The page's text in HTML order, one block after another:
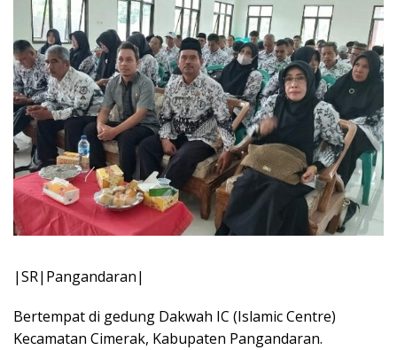
|SR|Pangandaran|
Bertempat di gedung Dakwah IC (Islamic Centre)
Kecamatan Cimerak, Kabupaten Pangandaran.